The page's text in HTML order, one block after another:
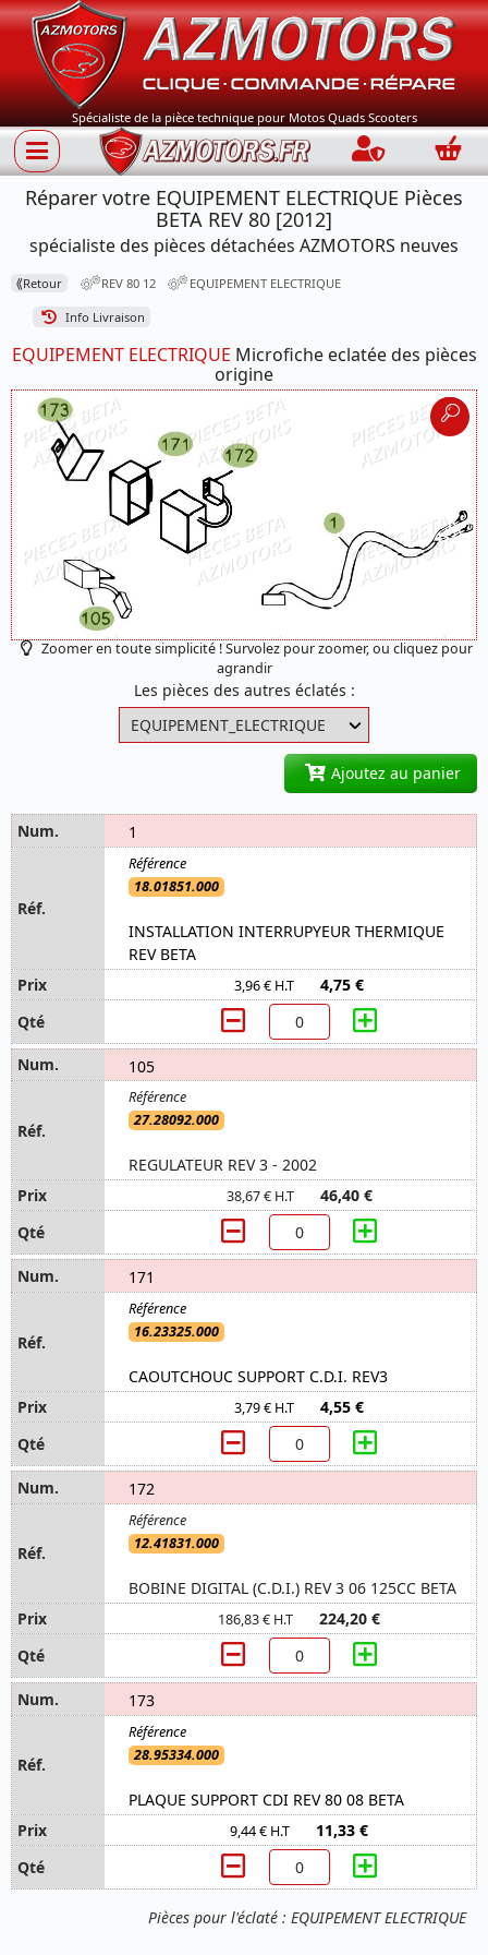
Spécialiste de la pièce technique pour Motos Quads Scooters
Connection
Réparer votre EQUIPEMENT ELECTRIQUE Pièces
BETA REV 80 [2012]
spécialiste des pièces détachées AZMOTORS neuves
⟪Retour REV 80 12 EQUIPEMENT ELECTRIQUE
Info Livraison
EQUIPEMENT ELECTRIQUE Microfiche eclatée des pièces
origine
Zoomer en toute simplicité ! Survolez pour zoomer, ou cliquez pour
agrandir
Les pièces des autres éclatés :
Ajoutez au panier
Pièces pour l'éclaté : EQUIPEMENT ELECTRIQUE
1
18.01851.000
INSTALLATION INTERRUPYEUR THERMIQUE
REV BETA
3,96 € H.T 4,75 €
105
27.28092.000
REGULATEUR REV 3 - 2002
38,67 € H.T 46,40 €
171
16.23325.000
CAOUTCHOUC SUPPORT C.D.I. REV3
3,79 € H.T 4,55 €
172
12.41831.000
BOBINE DIGITAL (C.D.I.) REV 3 06 125CC BETA
186,83 € H.T 224,20 €
173
28.95334.000
PLAQUE SUPPORT CDI REV 80 08 BETA
9,44 € H.T 11,33 €